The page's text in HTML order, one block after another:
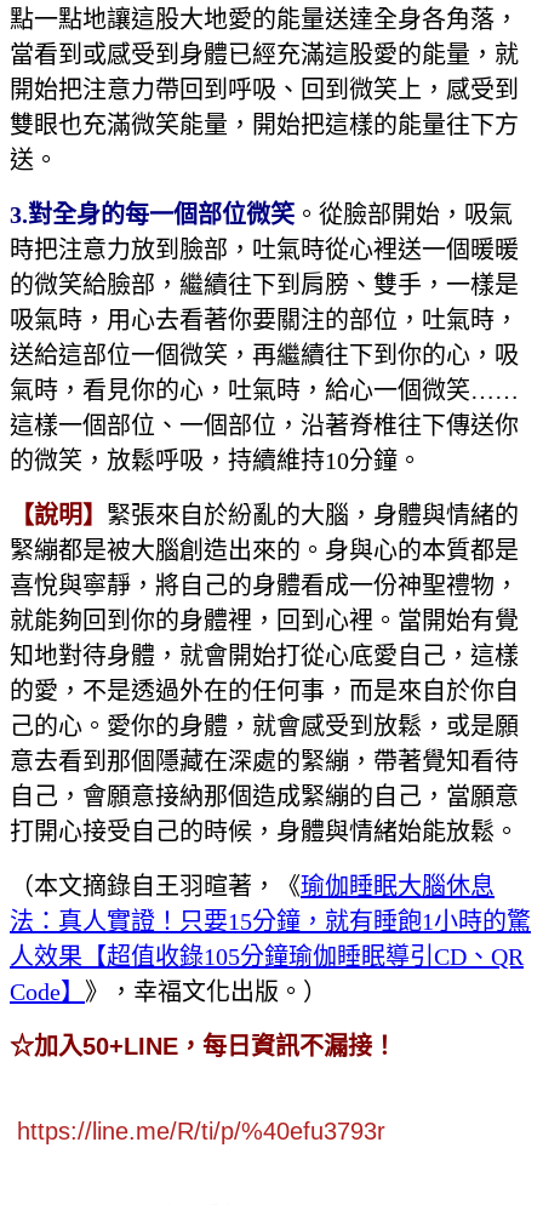
點一點地讓這股大地愛的能量送達全身各角落，
當看到或感受到身體已經充滿這股愛的能量，就
開始把注意力帶回到呼吸、回到微笑上，感受到
雙眼也充滿微笑能量，開始把這樣的能量往下方
送。
3.對全身的每一個部位微笑 。從臉部開始，吸氣
時把注意力放到臉部，吐氣時從心裡送一個暖暖
的微笑給臉部，繼續往下到肩膀、雙手，一樣是
吸氣時，用心去看著你要關注的部位，吐氣時，
送給這部位一個微笑，再繼續往下到你的心，吸
氣時，看見你的心，吐氣時，給心一個微笑……
這樣一個部位、一個部位，沿著脊椎往下傳送你
的微笑，放鬆呼吸，持續維持10分鐘。
【說明】 緊張來自於紛亂的大腦，身體與情緒的
緊繃都是被大腦創造出來的。身與心的本質都是
喜悅與寧靜，將自己的身體看成一份神聖禮物，
就能夠回到你的身體裡，回到心裡。當開始有覺
知地對待身體，就會開始打從心底愛自己，這樣
的愛，不是透過外在的任何事，而是來自於你自
己的心。愛你的身體，就會感受到放鬆，或是願
意去看到那個隱藏在深處的緊繃，帶著覺知看待
自己，會願意接納那個造成緊繃的自己，當願意
打開心接受自己的時候，身體與情緒始能放鬆。
（本文摘錄自王羽暄著，《瑜伽睡眠大腦休息
法：真人實證！只要15分鐘，就有睡飽1小時的驚
人效果【超值收錄105分鐘瑜伽睡眠導引CD、QR
Code】 》，幸福文化出版。）
☆加入50+LINE，每日資訊不漏接！
https://line.me/R/ti/p/%40efu3793r